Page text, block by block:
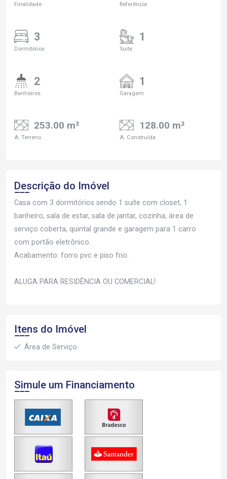
Finalidade Referência
3
Dormitórios
1
Suite
2
Banheiros
1
Garagem
253.00 m²
A. Terreno
128.00 m²
A. Construída
Descrição do Imóvel
Casa com 3 dormitórios sendo 1 suíte com closet, 1
banheiro, sala de estar, sala de jantar, cozinha, área de
serviço coberta, quintal grande e garagem para 1 carro
com portão eletrônico.
Acabamento: forro pvc e piso frio.
ALUGA PARA RESIDÊNCIA OU COMERCIAL!
Itens do Imóvel
Área de Serviço
Simule um Financiamento